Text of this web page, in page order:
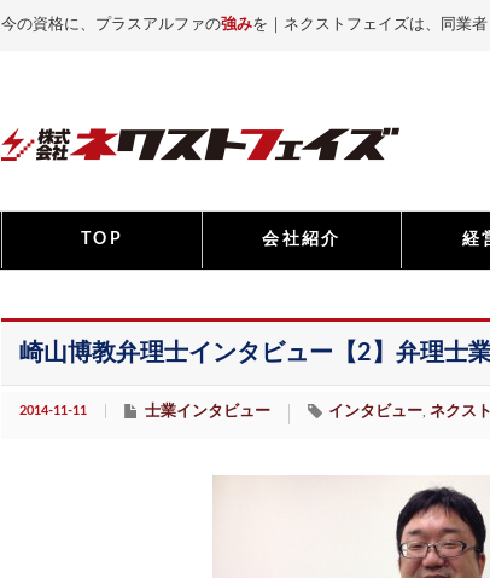
今の資格に、プラスアルファの強みを｜ネクストフェイズは、同業
TOP 会社紹介 経
崎山博教弁理士インタビュー【2】弁理士
2014-11-11 士業インタビュー インタビュー ネクス